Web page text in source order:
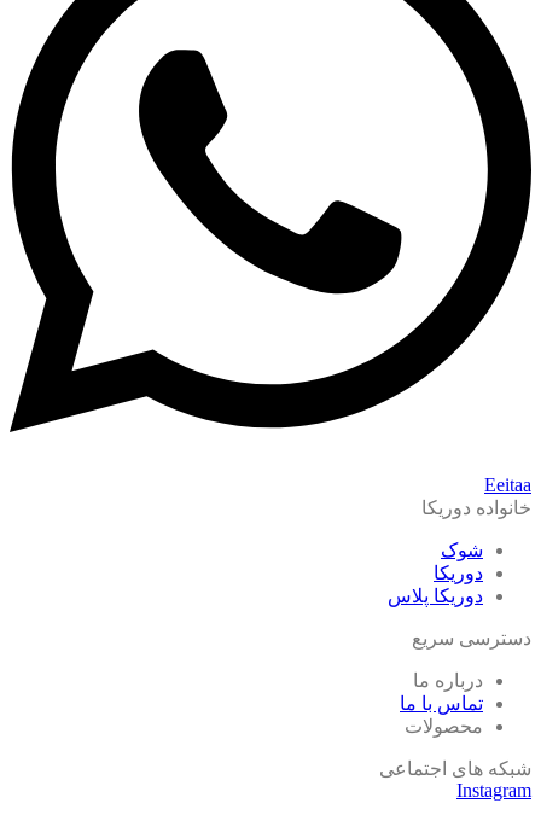
Eeitaa
خانواده دوریکا
شوک
دوریکا
دوریکا پلاس
دسترسی سریع
درباره ما
تماس با ما
محصولات
شبکه های اجتماعی
Instagram